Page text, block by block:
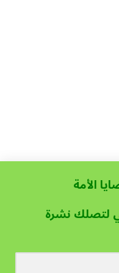
الأمة
لتصلك نشرة